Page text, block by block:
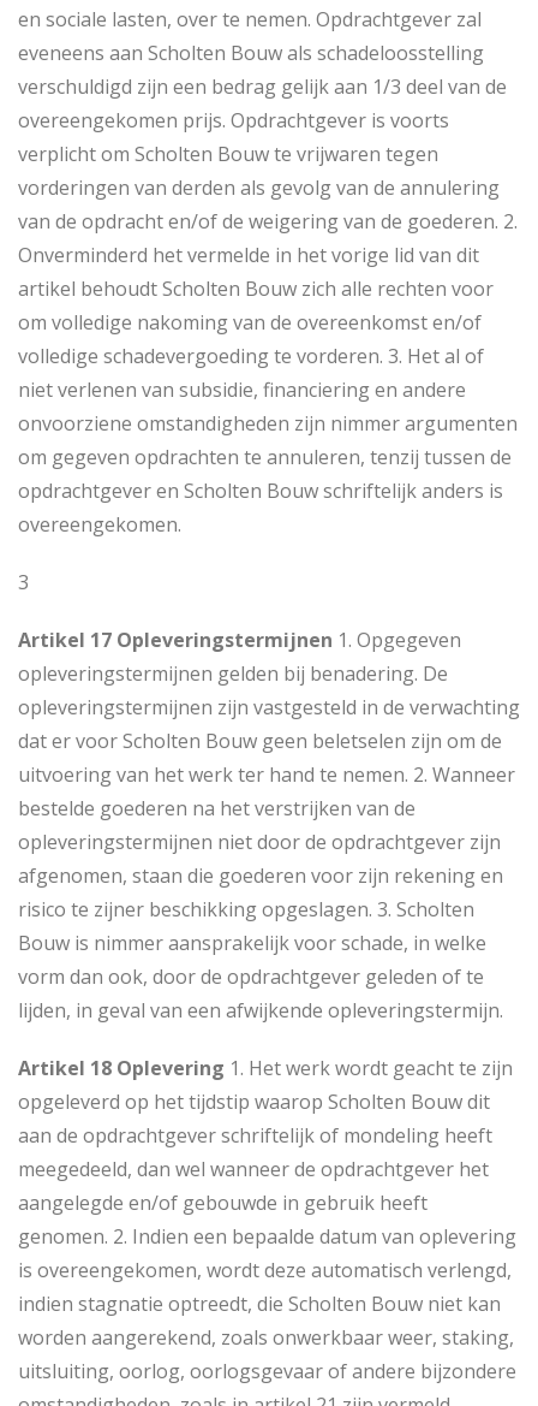
en sociale lasten, over te nemen. Opdrachtgever zal
eveneens aan Scholten Bouw als schadeloosstelling
verschuldigd zijn een bedrag gelijk aan 1/3 deel van de
overeengekomen prijs. Opdrachtgever is voorts
verplicht om Scholten Bouw te vrijwaren tegen
vorderingen van derden als gevolg van de annulering
van de opdracht en/of de weigering van de goederen. 2.
Onverminderd het vermelde in het vorige lid van dit
artikel behoudt Scholten Bouw zich alle rechten voor
om volledige nakoming van de overeenkomst en/of
volledige schadevergoeding te vorderen. 3. Het al of
niet verlenen van subsidie, financiering en andere
onvoorziene omstandigheden zijn nimmer argumenten
om gegeven opdrachten te annuleren, tenzij tussen de
opdrachtgever en Scholten Bouw schriftelijk anders is
overeengekomen.
3
Artikel 17 Opleveringstermijnen 1. Opgegeven
opleveringstermijnen gelden bij benadering. De
opleveringstermijnen zijn vastgesteld in de verwachting
dat er voor Scholten Bouw geen beletselen zijn om de
uitvoering van het werk ter hand te nemen. 2. Wanneer
bestelde goederen na het verstrijken van de
opleveringstermijnen niet door de opdrachtgever zijn
afgenomen, staan die goederen voor zijn rekening en
risico te zijner beschikking opgeslagen. 3. Scholten
Bouw is nimmer aansprakelijk voor schade, in welke
vorm dan ook, door de opdrachtgever geleden of te
lijden, in geval van een afwijkende opleveringstermijn.
Artikel 18 Oplevering 1. Het werk wordt geacht te zijn
opgeleverd op het tijdstip waarop Scholten Bouw dit
aan de opdrachtgever schriftelijk of mondeling heeft
meegedeeld, dan wel wanneer de opdrachtgever het
aangelegde en/of gebouwde in gebruik heeft
genomen. 2. Indien een bepaalde datum van oplevering
is overeengekomen, wordt deze automatisch verlengd,
indien stagnatie optreedt, die Scholten Bouw niet kan
worden aangerekend, zoals onwerkbaar weer, staking,
uitsluiting, oorlog, oorlogsgevaar of andere bijzondere